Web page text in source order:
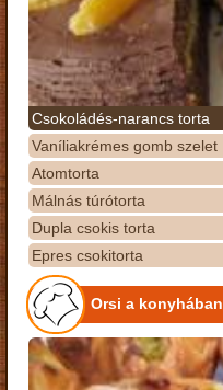
Csokoládés-narancs torta
Vaníliakrémes gomb szelet
Atomtorta
Málnás túrótorta
Dupla csokis torta
Epres csokitorta
Orsi a konyhában